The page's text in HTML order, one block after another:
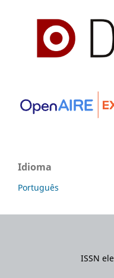
Idioma
Português
ISSN